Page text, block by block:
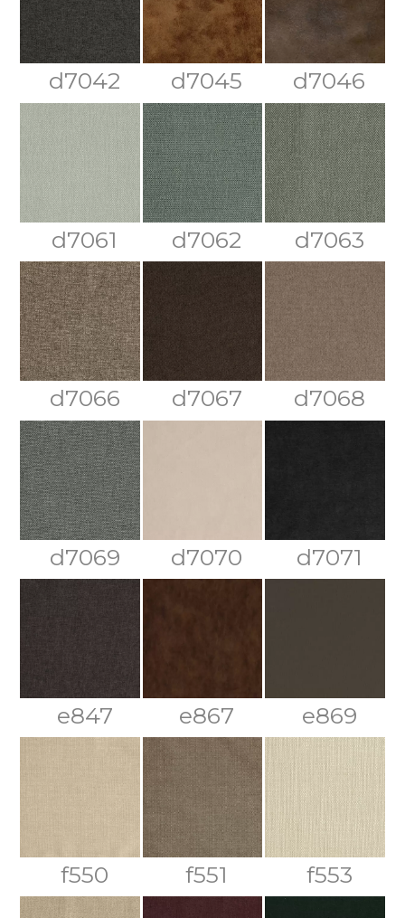
d7042 d7045 d7046
d7061 d7062 d7063
d7066 d7067 d7068
d7069 d7070 d7071
e847 e867 e869
f550 f551 f553